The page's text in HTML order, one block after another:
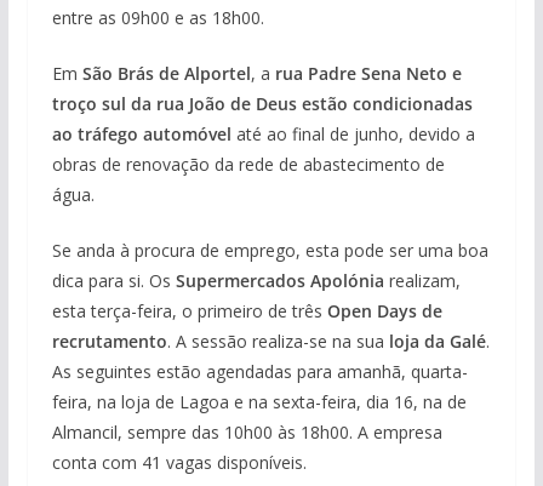
entre as 09h00 e as 18h00.
Em São Brás de Alportel, a rua Padre Sena Neto e
troço sul da rua João de Deus estão condicionadas
ao tráfego automóvel até ao final de junho, devido a
obras de renovação da rede de abastecimento de
água.
Se anda à procura de emprego, esta pode ser uma boa
dica para si. Os Supermercados Apolónia realizam,
esta terça-feira, o primeiro de três Open Days de
recrutamento. A sessão realiza-se na sua loja da Galé.
As seguintes estão agendadas para amanhã, quarta-
feira, na loja de Lagoa e na sexta-feira, dia 16, na de
Almancil, sempre das 10h00 às 18h00. A empresa
conta com 41 vagas disponíveis.